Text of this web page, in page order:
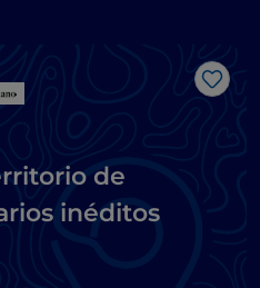
Me
de
inéditos